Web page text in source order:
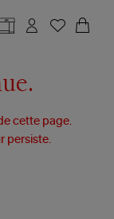
cette page.
persiste.